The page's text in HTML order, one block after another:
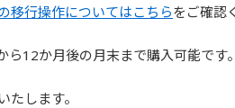
移行操作についてはこちらをご確認
12か月後の月末まで購入可能です。
たします。